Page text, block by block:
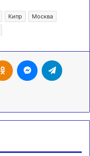
Кипр
Москва
Одноклассники
Messenger